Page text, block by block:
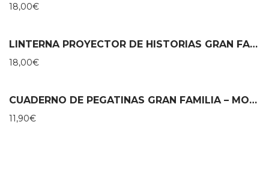
18,00€
LINTERNA PROYECTOR DE HISTORIAS GRAN FAMILIA – MOULIN ROTY
18,00€
CUADERNO DE PEGATINAS GRAN FAMILIA – MOULIN ROTY
11,90€